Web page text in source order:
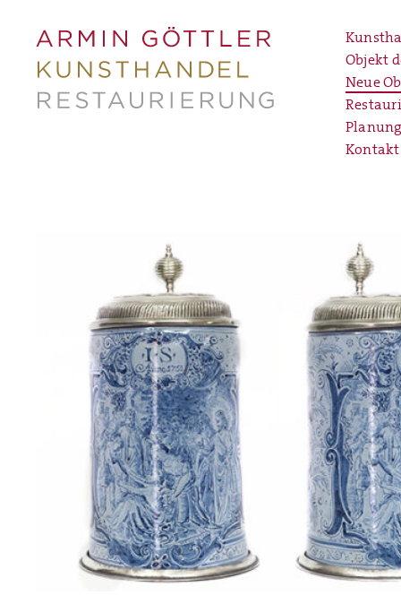
Objekt
Neue
Kontakt